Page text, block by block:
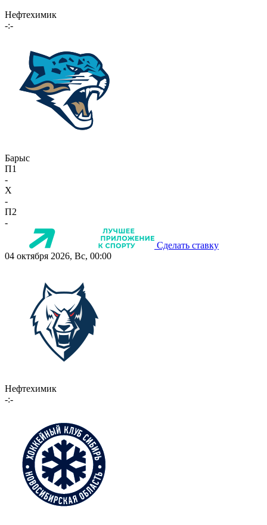
Нефтехимик
-:-
Барыс
П1
-
X
-
П2
-
Сделать ставку
04 октября 2026, Вс, 00:00
Нефтехимик
-:-